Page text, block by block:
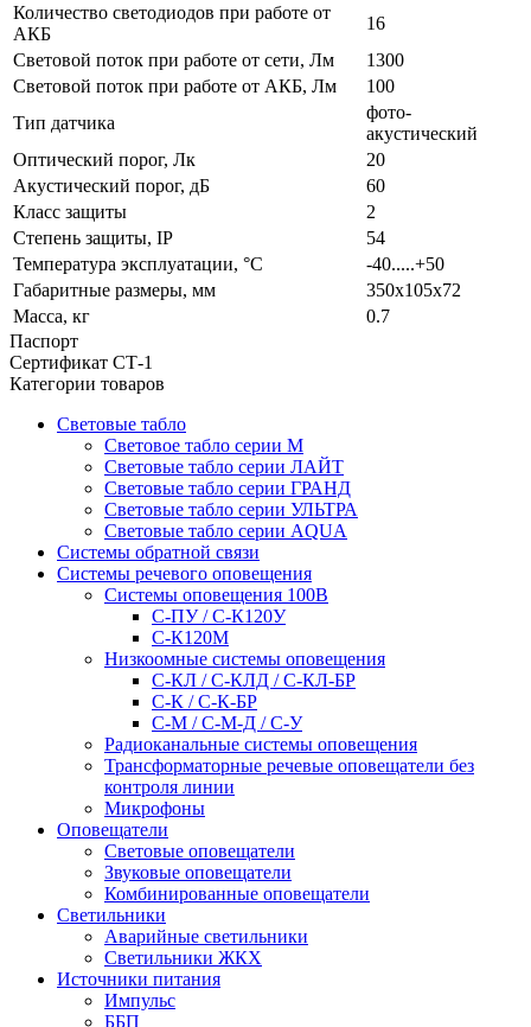
Количество светодиодов при работе от
АКБ
16
Световой поток при работе от сети, Лм
1300
Световой поток при работе от АКБ, Лм
100
Тип датчика
фото-
акустический
Оптический порог, Лк
20
Акустический порог, дБ
60
Класс защиты
2
Степень защиты, IP
54
Температура эксплуатации, °С
-40.....+50
Габаритные размеры, мм
350х105х72
Масса, кг
0.7
Паспорт
Сертификат СТ-1
Категории товаров
Световые табло
Световое табло серии М
Световые табло серии ЛАЙТ
Световые табло серии ГРАНД
Световые табло серии УЛЬТРА
Световые табло серии AQUA
Системы обратной связи
Системы речевого оповещения
Системы оповещения 100В
С-ПУ / С-К120У
С-К120М
Низкоомные системы оповещения
С-КЛ / С-КЛД / C-КЛ-БР
С-К / С-К-БР
С-М / С-М-Д / С-У
Радиоканальные системы оповещения
Трансформаторные речевые оповещатели без
контроля линии
Микрофоны
Оповещатели
Световые оповещатели
Звуковые оповещатели
Комбинированные оповещатели
Светильники
Аварийные светильники
Светильники ЖКХ
Источники питания
Импульс
ББП